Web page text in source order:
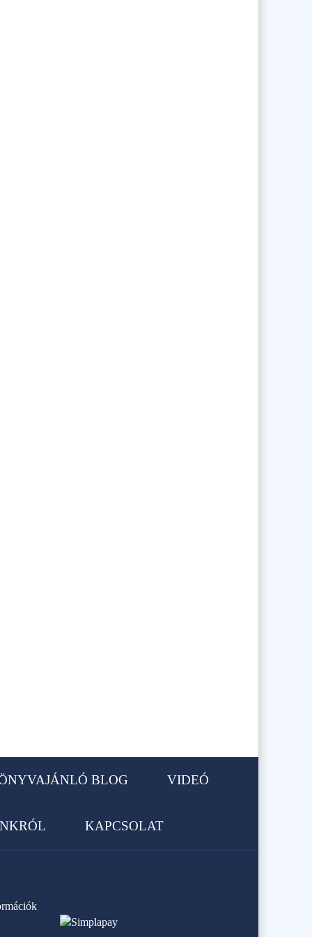
BLOG VIDEÓ
KAPCSOLAT